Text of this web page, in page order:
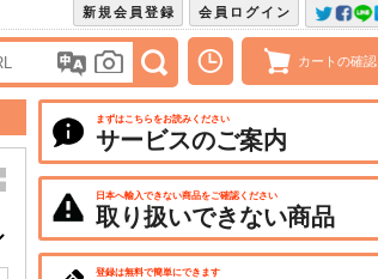
会員ログイン
新規会員登録
カートの確認
まずはこちらをお読みください
サービスのご案内
日本へ輸入できない商品をご確認ください
取り扱いできない商品
登録は無料で簡単にできます